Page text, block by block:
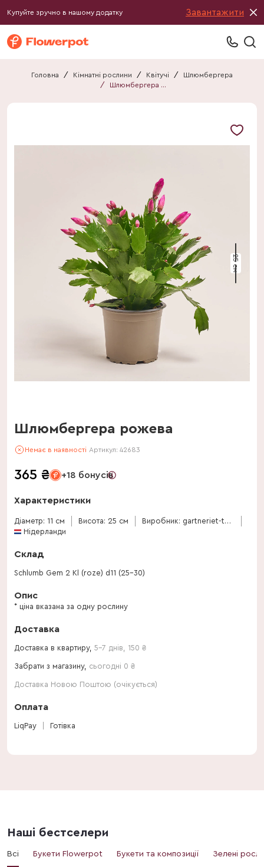
Купуйте зручно в нашому додатку Завантажити
Головна / Кімнатні рослини / Квітучі /
Шлюмбергера
/
Шлюмбергера рожева
25 см
Шлюмбергера рожева
Немає в наявності Артикул: 42683
365 ₴ +18 бонусів
Характеристики
Діаметр: 11 см Висота: 25 см
Виробник: gartneriet-thoruplund
Нідерланди
Склад
Schlumb Gem 2 Kl (roze) d11 (25-30)
Опис
* ціна вказана за одну рослину
Доставка
Доставка в квартиру, 5-7 днів 150 ₴
Забрати з магазину, сьогодні 0 ₴
Доставка Новою Поштою (очікується)
Оплата
LiqPay Готівка
Наші бестселери
Всі Букети Flowerpot Букети та композиції Зелені